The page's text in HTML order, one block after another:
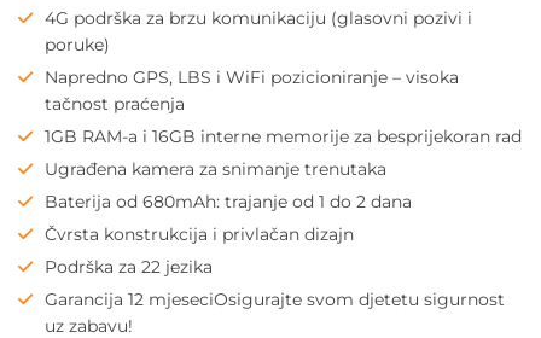
4G podrška za brzu komunikaciju (glasovni pozivi i
poruke)
Napredno GPS, LBS i WiFi pozicioniranje – visoka
tačnost praćenja
1GB RAM-a i 16GB interne memorije za besprijekoran rad
Ugrađena kamera za snimanje trenutaka
Baterija od 680mAh: trajanje od 1 do 2 dana
Čvrsta konstrukcija i privlačan dizajn
Podrška za 22 jezika
Garancija 12 mjeseciOsigurajte svom djetetu sigurnost
uz zabavu!